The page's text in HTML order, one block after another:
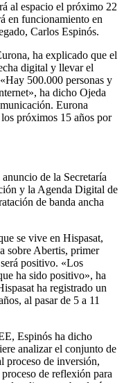
al espacio el próximo 22
en funcionamiento en
Carlos Espinós.
ha explicado que el
digital y llevar el
500.000 personas y
ha dicho Ojeda
Eurona
próximos 15 años por
de la Secretaría
y la Agenda Digital de
de banda ancha
se vive en Hispasat,
sobre Abertis, primer
positivo. «Los
ha sido positivo», ha
ha registrado un
al pasar de 5 a 11
Espinós ha dicho
analizar el conjunto de
proceso de inversión,
de reflexión para